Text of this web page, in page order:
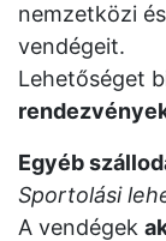
nemzetközi
vendégeit.
Lehetőséget
Egyéb
Sportolási
A vendégek